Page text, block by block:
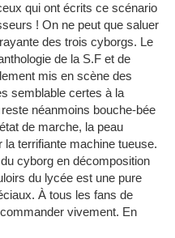
qui ont écrits ce scénario
! On ne peut que saluer
des trois cyborgs. Le
de la S.F et de
mis en scène des
semblable certes à la
néanmoins bouche-bée
de marche, la peau
terrifiante machine tueuse.
cyborg en décomposition
du lycée est une pure
À tous les fans de
vivement. En